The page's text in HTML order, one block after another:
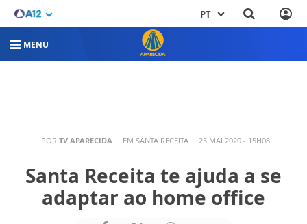
PT
MENU
POR TV APARECIDA EM SANTA RECEITA 25 MAI 2020 - 15H08
Santa Receita te ajuda a se
adaptar ao home office